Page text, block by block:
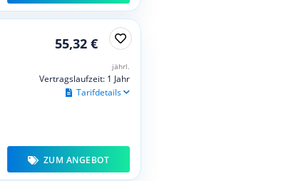
55,32 €
jährl.
Vertragslaufzeit: 1 Jahr
Tarifdetails
ZUM ANGEBOT